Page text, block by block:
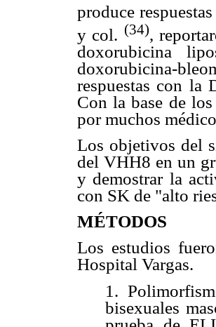
produce
y col. (34),
doxorubicina
doxorubicina-
respuestas con la
Con la base de
por muchos
Los objetivos del
del VHH8 en un
y demostrar la
con SK de "alto
MÉTODOS
Los estudios
Hospital Vargas.
1.
bisexuales